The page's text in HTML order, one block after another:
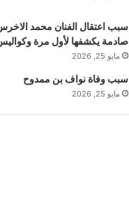
سبب اعتقال الفنان محمد
صادمة يكشفها لأول مرة
مايو 25, 2026
سبب وفاة نواف بن ممدوح
مايو 25, 2026